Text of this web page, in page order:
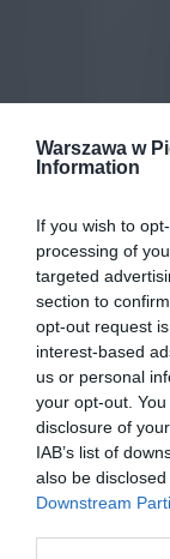
Warszawa w
Information
If you wish to
processing of
targeted
section to
opt-out request
interest-based
us or personal
your opt-out.
disclosure of
IAB’s list of
also be
Downstream